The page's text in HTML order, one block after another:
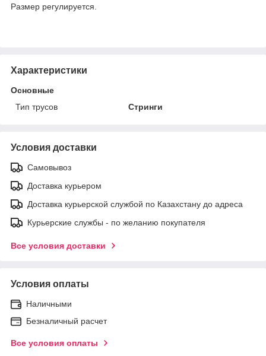
Размер регулируется.
Характеристики
Основные
Тип трусов
Стринги
Условия доставки
Самовывоз
Доставка курьером
Доставка курьерской службой по Казахстану до адреса
Курьерские службы - по желанию покупателя
Все условия доставки
Условия оплаты
Наличными
Безналичный расчет
Все условия оплаты